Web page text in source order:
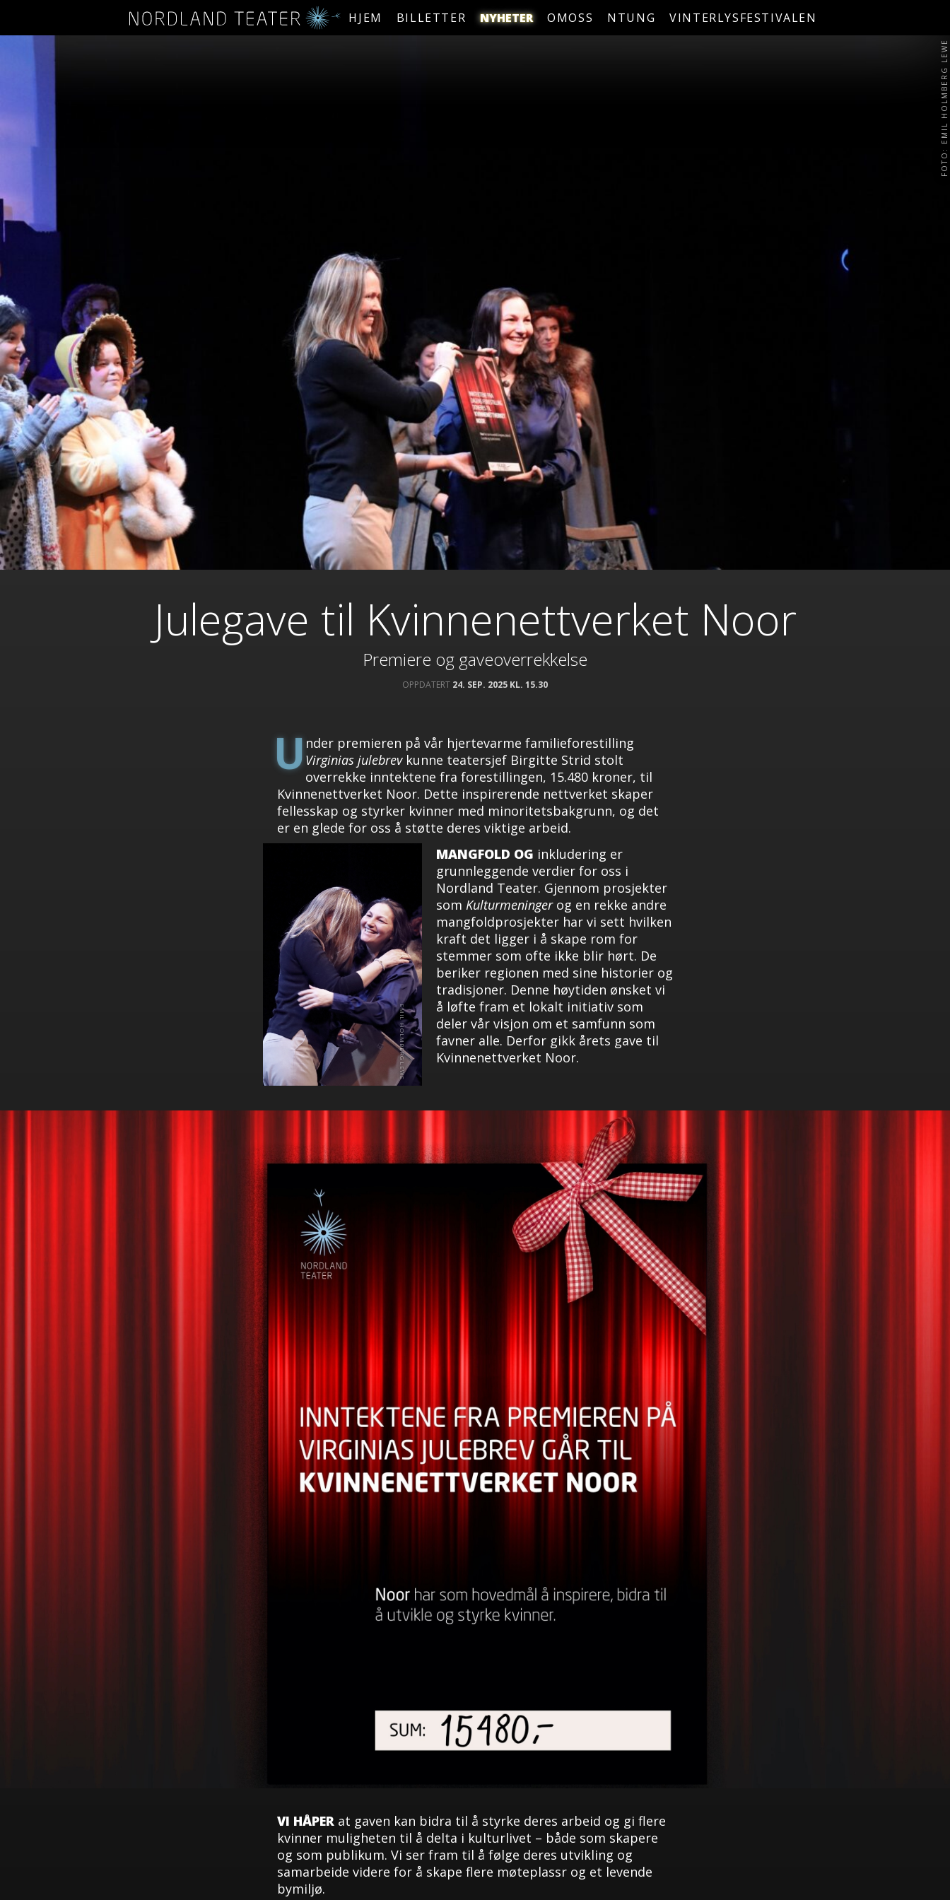
HJEM BILLETTER NYHETER OMOSS NTUNG VINTERLYSFESTIVALEN
FOTO: EMIL HOLMBERG LEWE
Julegave til Kvinnenettverket Noor
Premiere og gaveoverrekkelse
OPPDATERT 24. SEP. 2025 KL. 15.30
U nder premieren på vår hjertevarme familieforestilling
Virginias julebrevkunne teatersjef Birgitte Strid stolt
overrekke inntektene fra forestillingen, 15.480 kroner, til
Kvinnenettverket Noor. Dette inspirerende nettverket skaper
fellesskap og styrker kvinner med minoritetsbakgrunn, og det
er en glede for oss å støtte deres viktige arbeid.
MANGFOLD OG inkludering er
grunnleggende verdier for oss i
Nordland Teater. Gjennom prosjekter
som Kulturmeningerog en rekke andre
mangfoldprosjekter har vi sett hvilken
kraft det ligger i å skape rom for
stemmer som ofte ikke blir hørt. De
beriker regionen med sine historier og
tradisjoner. Denne høytiden ønsket vi
å løfte fram et lokalt initiativ som
deler vår visjon om et samfunn som
favner alle. Derfor gikk årets gave til
Kvinnenettverket Noor.
VI HÅPER at gaven kan bidra til å styrke deres arbeid og gi flere
kvinner muligheten til å delta i kulturlivet – både som skapere
og som publikum. Vi ser fram til å følge deres utvikling og
samarbeide videre for å skape flere møteplassr og et levende
bymiljø.